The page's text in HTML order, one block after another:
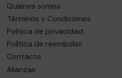
Quiénes somos
Términos y Condiciones
Política de privacidad
Política de reembolso
Contacto
Alianzas